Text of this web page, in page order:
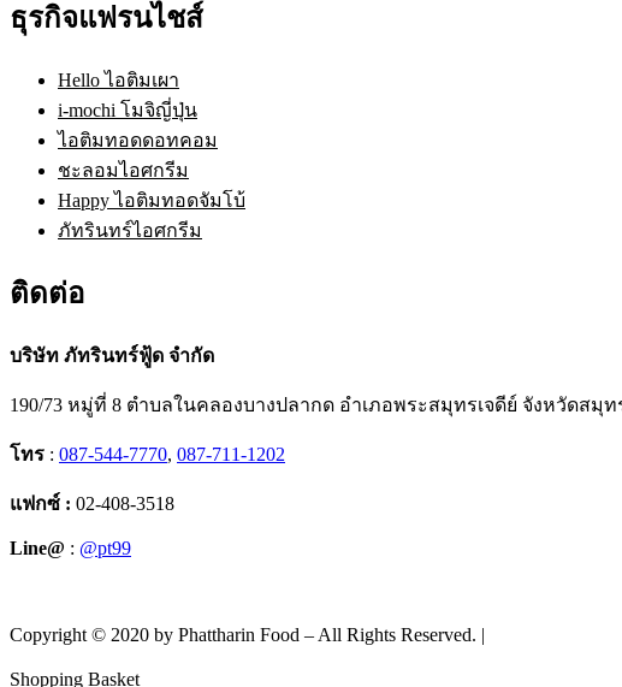
ธุรกิจแฟรนไชส์
Hello ไอติมเผา
i-mochi โมจิญี่ปุ่น
ไอติมทอดดอทคอม
ชะลอมไอศกรีม
Happy ไอติมทอดจัมโบ้
ภัทรินทร์ไอศกรีม
ติดต่อ
บริษัท ภัทรินทร์ฟู้ด จำกัด
190/73 หมู่ที่ 8 ตำบลในคลองบางปลากด อำเภอพระสมุทรเจดีย์ จังหวัดสมุท
โทร : 087-544-7770, 087-711-1202
แฟกซ์ : 02-408-3518
Line@ : @pt99
Copyright © 2020 by Phattharin Food – All Rights Reserved. |
Shopping Basket